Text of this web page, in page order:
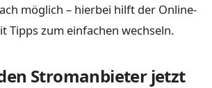
möglich – hierbei hilft der Online-
Tipps zum einfachen wechseln.
Stromanbieter jetzt